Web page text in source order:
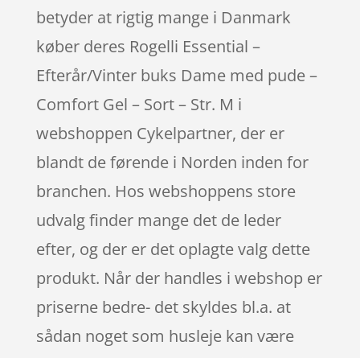
betyder at rigtig mange i Danmark
køber deres Rogelli Essential –
Efterår/Vinter buks Dame med pude –
Comfort Gel – Sort – Str. M i
webshoppen Cykelpartner, der er
blandt de førende i Norden inden for
branchen. Hos webshoppens store
udvalg finder mange det de leder
efter, og der er det oplagte valg dette
produkt. Når der handles i webshop er
priserne bedre- det skyldes bl.a. at
sådan noget som husleje kan være